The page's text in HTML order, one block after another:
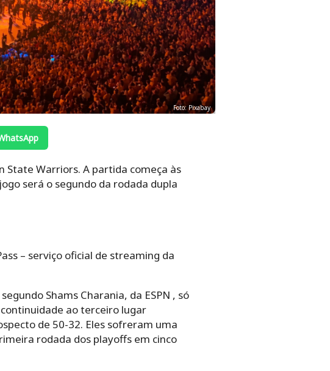
Foto: Pixabay
State Warriors. A partida começa às
será o segundo da rodada dupla
– serviço oficial de streaming da
Shams Charania, da ESPN , só
ao terceiro lugar
de 50-32. Eles sofreram uma
rodada dos playoffs em cinco